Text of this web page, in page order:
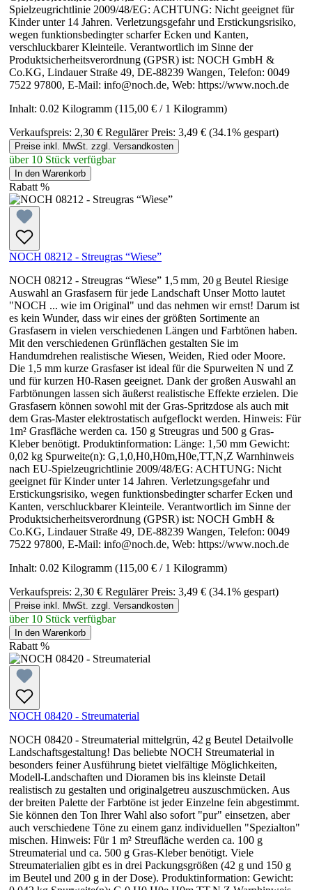
Spielzeugrichtlinie 2009/48/EG: ACHTUNG: Nicht geeignet für
Kinder unter 14 Jahren. Verletzungsgefahr und Erstickungsrisiko,
wegen funktionsbedingter scharfer Ecken und Kanten,
verschluckbarer Kleinteile. Verantwortlich im Sinne der
Produktsicherheitsverordnung (GPSR) ist: NOCH GmbH &
Co.KG, Lindauer Straße 49, DE-88239 Wangen, Telefon: 0049
7522 97800, E-Mail: info@noch.de, Web: https://www.noch.de
Inhalt: 0.02 Kilogramm (115,00 € / 1 Kilogramm)
Verkaufspreis: 2,30 € Regulärer Preis: 3,49 € (34.1% gespart)
Preise inkl. MwSt. zzgl. Versandkosten
über 10 Stück verfügbar
In den Warenkorb
Rabatt %
NOCH 08212 - Streugras “Wiese”
NOCH 08212 - Streugras “Wiese” 1,5 mm, 20 g Beutel Riesige
Auswahl an Grasfasern für jede Landschaft Unser Motto lautet
"NOCH ... wie im Original" und das nehmen wir ernst! Darum ist
es kein Wunder, dass wir eines der größten Sortimente an
Grasfasern in vielen verschiedenen Längen und Farbtönen haben.
Mit den verschiedenen Grünflächen gestalten Sie im
Handumdrehen realistische Wiesen, Weiden, Ried oder Moore.
Die 1,5 mm kurze Grasfaser ist ideal für die Spurweiten N und Z
und für kurzen H0-Rasen geeignet. Dank der großen Auswahl an
Farbtönungen lassen sich äußerst realistische Effekte erzielen. Die
Grasfasern können sowohl mit der Gras-Spritzdose als auch mit
dem Gras-Master elektrostatisch aufgeflockt werden. Hinweis: Für
1m² Grasfläche werden ca. 150 g Streugras und 500 g Gras-
Kleber benötigt. Produktinformation: Länge: 1,50 mm Gewicht:
0,02 kg Spurweite(n): G,1,0,H0,H0m,H0e,TT,N,Z Warnhinweis
nach EU-Spielzeugrichtlinie 2009/48/EG: ACHTUNG: Nicht
geeignet für Kinder unter 14 Jahren. Verletzungsgefahr und
Erstickungsrisiko, wegen funktionsbedingter scharfer Ecken und
Kanten, verschluckbarer Kleinteile. Verantwortlich im Sinne der
Produktsicherheitsverordnung (GPSR) ist: NOCH GmbH &
Co.KG, Lindauer Straße 49, DE-88239 Wangen, Telefon: 0049
7522 97800, E-Mail: info@noch.de, Web: https://www.noch.de
Inhalt: 0.02 Kilogramm (115,00 € / 1 Kilogramm)
Verkaufspreis: 2,30 € Regulärer Preis: 3,49 € (34.1% gespart)
Preise inkl. MwSt. zzgl. Versandkosten
über 10 Stück verfügbar
In den Warenkorb
Rabatt %
NOCH 08420 - Streumaterial
NOCH 08420 - Streumaterial mittelgrün, 42 g Beutel Detailvolle
Landschaftsgestaltung! Das beliebte NOCH Streumaterial in
besonders feiner Ausführung bietet vielfältige Möglichkeiten,
Modell-Landschaften und Dioramen bis ins kleinste Detail
realistisch zu gestalten und originalgetreu auszuschmücken. Aus
der breiten Palette der Farbtöne ist jeder Einzelne fein abgestimmt.
Sie können den Ton Ihrer Wahl also sofort "pur" einsetzen, aber
auch verschiedene Töne zu einem ganz individuellen "Spezialton"
mischen. Hinweis: Für 1 m² Streufläche werden ca. 100 g
Streumaterial und ca. 500 g Gras-Kleber benötigt. Viele
Streumaterialien gibt es in drei Packungsgrößen (42 g und 150 g
im Beutel und 200 g in der Dose). Produktinformation: Gewicht: